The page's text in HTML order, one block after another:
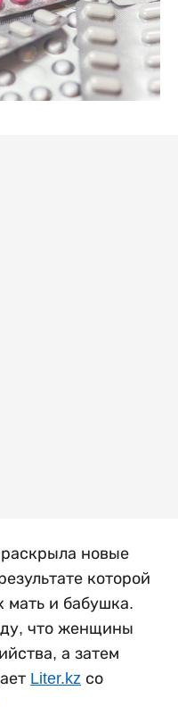
новые
которой
мать и бабушка.
что женщины
а затем
Liter.kz со